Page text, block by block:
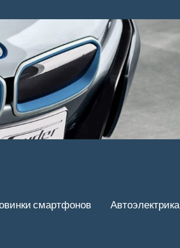
смартфонов Автоэлектрика